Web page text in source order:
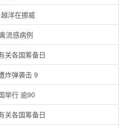
洋在挪威
流感病例
关各国筹备日
炸弹袭击 9
举行 逾90
关各国筹备日